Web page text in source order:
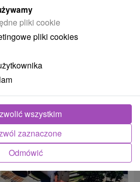
wodne
Zabytki techniki
drewniane(3)
Tatranská Javorina(1)
pliki cookie
pliki cookies
Odmówić
zaznaczone
wszystkim